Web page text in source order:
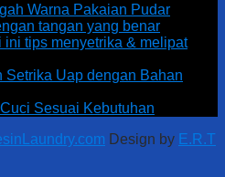
Warna Pakaian Pudar
tangan yang benar
ini tips menyetrika & melipat
Setrika Uap dengan Bahan
Sesuai Kebutuhan
Design by E.R.T